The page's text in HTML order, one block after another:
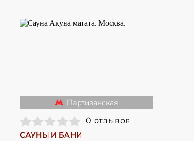
Партизанская
0 отзывов
САУНЫ И БАНИ